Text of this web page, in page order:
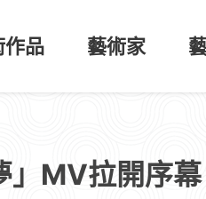
作品 藝術家
」MV拉開序幕